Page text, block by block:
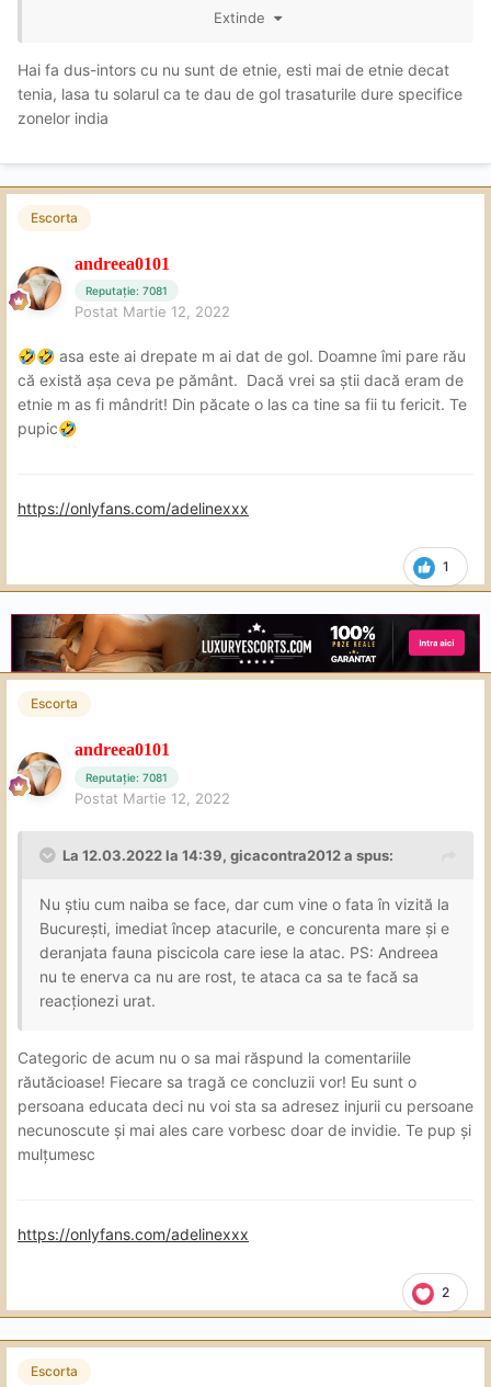
oameni poate uneori mai oameni decât alții!
Extinde
Hai fa dus-intors cu nu sunt de etnie, esti mai de etnie decat
tenia, lasa tu solarul ca te dau de gol trasaturile dure specifice
zonelor india
Escorta
andreea0101
Reputație: 7081
Postat Martie 12, 2022
🤣🤣 asa este ai drepate m ai dat de gol. Doamne îmi pare rău
că există așa ceva pe pământ. Dacă vrei sa știi dacă eram de
etnie m as fi mândrit! Din păcate o las ca tine sa fii tu fericit. Te
pupic🤣
1
https://onlyfans.com/adelinexxx
Escorta
andreea0101
Reputație: 7081
Postat Martie 12, 2022
La 12.03.2022 la 14:39, gicacontra2012a spus:
Nu știu cum naiba se face, dar cum vine o fata în vizită la
București, imediat încep atacurile, e concurenta mare și e
deranjata fauna piscicola care iese la atac. PS: Andreea
nu te enerva ca nu are rost, te ataca ca sa te facă sa
reacționezi urat.
Categoric de acum nu o sa mai răspund la comentariile
răutăcioase! Fiecare sa tragă ce concluzii vor! Eu sunt o
persoana educata deci nu voi sta sa adresez injurii cu persoane
necunoscute și mai ales care vorbesc doar de invidie. Te pup și
mulțumesc
2
https://onlyfans.com/adelinexxx
Escorta